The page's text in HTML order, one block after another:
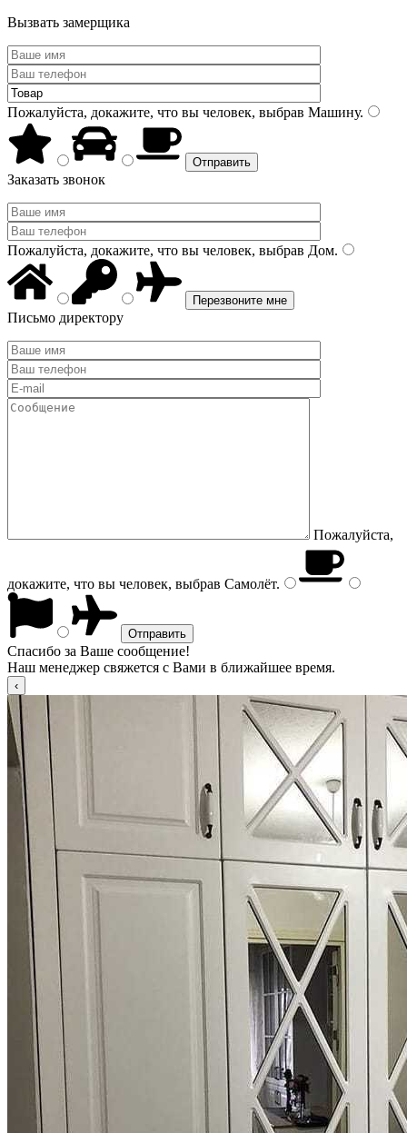
Вызвать замерщика
Пожалуйста, докажите, что вы человек, выбрав Машину.
Заказать звонок
Пожалуйста, докажите, что вы человек, выбрав Дом.
Письмо директору
Пожалуйста,
докажите, что вы человек, выбрав Самолёт.
Спасибо за Ваше сообщение!
Наш менеджер свяжется с Вами в ближайшее время.